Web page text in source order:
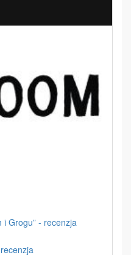
i Grogu” - recenzja